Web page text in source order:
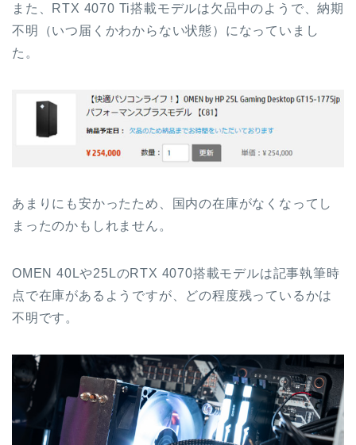
また、RTX 4070 Ti搭載モデルは欠品中のようで、納期
不明（いつ届くかわからない状態）になっていまし
た。
あまりにも安かったため、国内の在庫がなくなってし
まったのかもしれません。
OMEN 40Lや25LのRTX 4070搭載モデルは記事執筆時
点で在庫があるようですが、どの程度残っているかは
不明です。